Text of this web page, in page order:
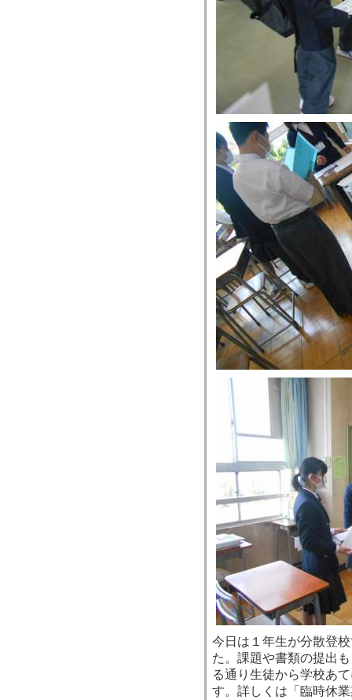
今日は１年生が分散登
た。課題や書類の提出
る通り生徒から学校あ
す。詳しくは「臨時休